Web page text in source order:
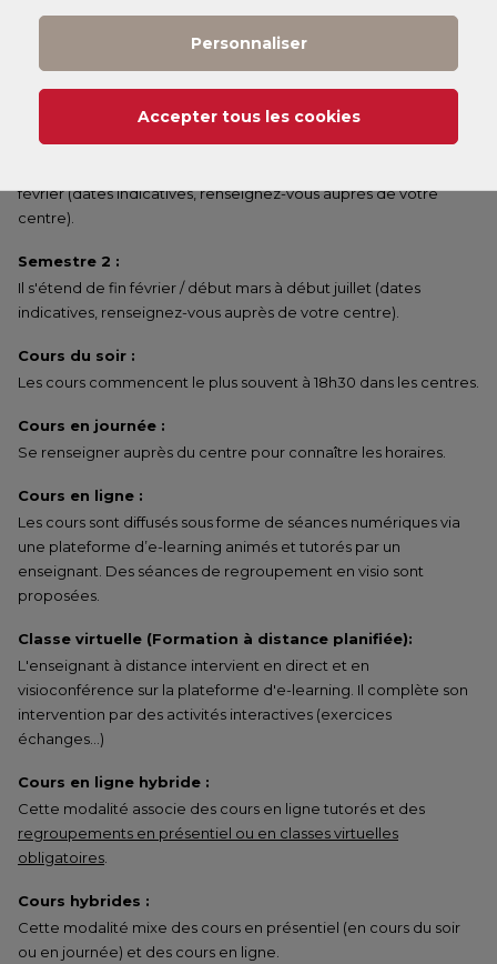
Il s'étend de fin septembre / début octobre à début juillet
(dates indicatives, renseignez-vous auprès de votre centre).
Semestre 1 :
février (dates indicatives, renseignez-vous auprès de votre
centre).
Semestre 2 :
Il s'étend de fin février / début mars à début juillet (dates
indicatives, renseignez-vous auprès de votre centre).
Cours du soir :
Les cours commencent le plus souvent à 18h30 dans les centres.
Cours en journée :
Se renseigner auprès du centre pour connaître les horaires.
Cours en ligne :
Les cours sont diffusés sous forme de séances numériques via
une plateforme d’e-learning animés et tutorés par un
enseignant. Des séances de regroupement en visio sont
proposées.
Classe virtuelle (Formation à distance planifiée):
L'enseignant à distance intervient en direct et en
visioconférence sur la plateforme d'e-learning. Il complète son
intervention par des activités interactives (exercices
échanges…)
Cours en ligne hybride :
Cette modalité associe des cours en ligne tutorés et des
regroupements en présentiel ou en classes virtuelles
obligatoires
Cours hybrides :
Cette modalité mixe des cours en présentiel (en cours du soir
ou en journée) et des cours en ligne.
Personnaliser
Accepter tous les cookies